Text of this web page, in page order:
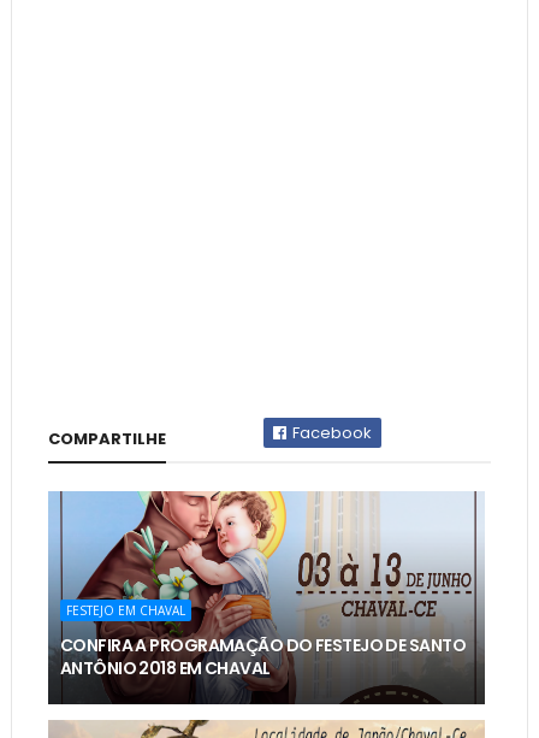
COMPARTILHE Facebook
FESTEJO EM CHAVAL
CONFIRA A PROGRAMAÇÃO DO FESTEJO DE SANTO
ANTÔNIO 2018 EM CHAVAL